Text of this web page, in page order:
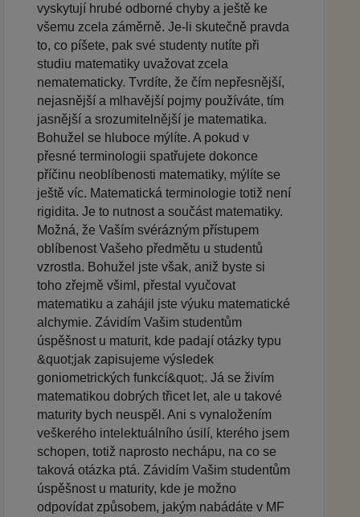
vyskytují hrubé odborné chyby a ještě ke
všemu zcela záměrně. Je-li skutečně pravda
to, co píšete, pak své studenty nutíte při
studiu matematiky uvažovat zcela
nematematicky. Tvrdíte, že čím nepřesnější,
nejasnější a mlhavější pojmy používáte, tím
jasnější a srozumitelnější je matematika.
Bohužel se hluboce mýlíte. A pokud v
přesné terminologii spatřujete dokonce
příčinu neoblíbenosti matematiky, mýlíte se
ještě víc. Matematická terminologie totiž není
rigidita. Je to nutnost a součást matematiky.
Možná, že Vaším svérázným přístupem
oblíbenost Vašeho předmětu u studentů
vzrostla. Bohužel jste však, aniž byste si
toho zřejmě všiml, přestal vyučovat
matematiku a zahájil jste výuku matematické
alchymie. Závidím Vašim studentům
úspěšnost u maturit, kde padají otázky typu
&quot;jak zapisujeme výsledek
goniometrických funkcí&quot;. Já se živím
matematikou dobrých třicet let, ale u takové
maturity bych neuspěl. Ani s vynaložením
veškerého intelektuálního úsilí, kterého jsem
schopen, totiž naprosto nechápu, na co se
taková otázka ptá. Závidím Vašim studentům
úspěšnost u maturity, kde je možno
odpovídat způsobem, jakým nabádáte v MF